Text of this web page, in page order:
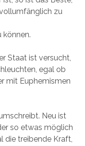
zu
können.
Staat ist versucht,
egal ob
mit Euphemismen
Neu ist
so etwas möglich
die treibende Kraft,